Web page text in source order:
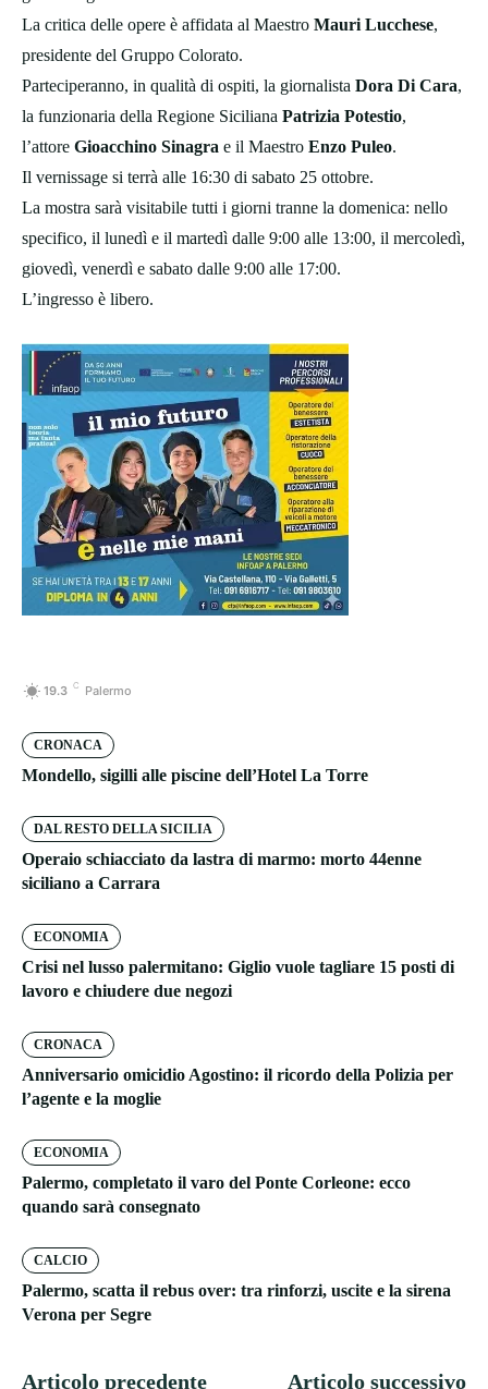
La critica delle opere è affidata al Maestro Mauri Lucchese,
presidente del Gruppo Colorato.
Parteciperanno, in qualità di ospiti, la giornalista Dora Di Cara,
la funzionaria della Regione Siciliana Patrizia Potestio,
l’attore Gioacchino Sinagra e il Maestro Enzo Puleo.
Il vernissage si terrà alle 16:30 di sabato 25 ottobre.
La mostra sarà visitabile tutti i giorni tranne la domenica: nello
specifico, il lunedì e il martedì dalle 9:00 alle 13:00, il mercoledì,
giovedì, venerdì e sabato dalle 9:00 alle 17:00.
L’ingresso è libero.
19.3 C Palermo
CRONACA
Mondello, sigilli alle piscine dell’Hotel La Torre
DAL RESTO DELLA SICILIA
Operaio schiacciato da lastra di marmo: morto 44enne
siciliano a Carrara
ECONOMIA
Crisi nel lusso palermitano: Giglio vuole tagliare 15 posti di
lavoro e chiudere due negozi
CRONACA
Anniversario omicidio Agostino: il ricordo della Polizia per
l’agente e la moglie
ECONOMIA
Palermo, completato il varo del Ponte Corleone: ecco
quando sarà consegnato
CALCIO
Palermo, scatta il rebus over: tra rinforzi, uscite e la sirena
Verona per Segre
Articolo precedente Articolo successivo